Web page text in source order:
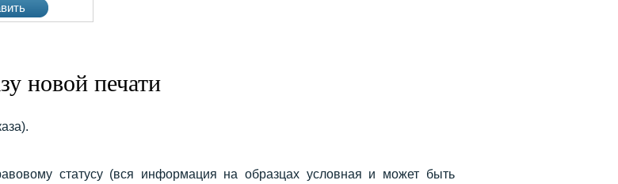
новой печати
статусу (вся информация на образцах условная и может быть